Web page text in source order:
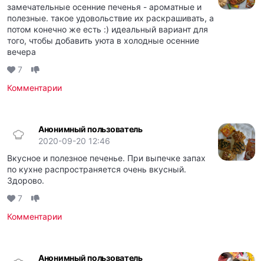
замечательные осенние печенья - ароматные и
полезные. такое удовольствие их раскрашивать, а
потом конечно же есть :) идеальный вариант для
того, чтобы добавить уюта в холодные осенние
вечера
7
Комментарии
Анонимный пользователь
2020-09-20 12:46
Вкусное и полезное печенье. При выпечке запах
по кухне распространяется очень вкусный.
Здорово.
7
Комментарии
Анонимный пользователь